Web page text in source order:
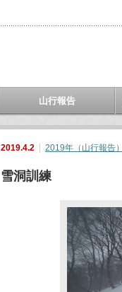
山行報告
2019.4.2 2019年（山行報告）
雪洞訓練